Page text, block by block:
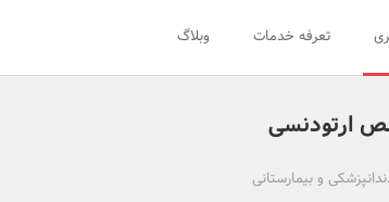
تعرفه خدمات وبلاگ
ارتودنسی
و بیمارستانی